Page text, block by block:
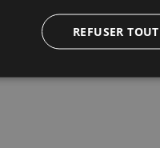
et inscription
ou
REFUSER TOUT